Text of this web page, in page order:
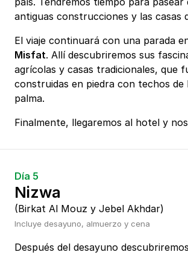
antiguas construcciones y las casas
El viaje continuará con una parada
Misfat. Allí descubriremos sus
agrícolas y casas tradicionales, que
construidas en piedra con techos de
palma.
Finalmente, llegaremos al hotel y
Día 5
Nizwa
(Birkat Al Mouz y Jebel Akhdar)
Incluye desayuno, almuerzo y cena
Después del desayuno